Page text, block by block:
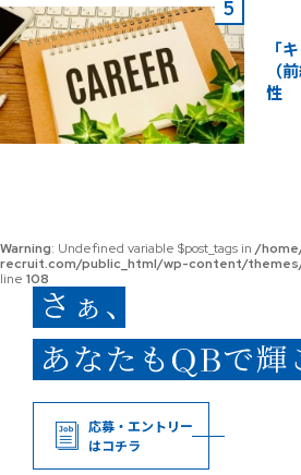
「
（
性
Warning: Undefined variable $post_tags in /
recruit.com/public_html/wp-content/
line 108
応募・エントリー
はコチラ